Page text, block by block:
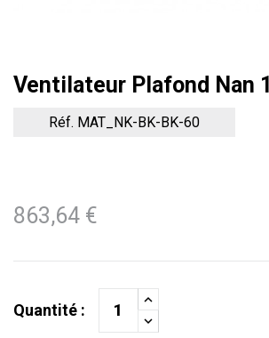
Ventilateur Plafond Nan
Réf. MAT_NK-BK-BK-60
863,64 €
Quantité :